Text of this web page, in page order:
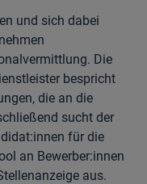
und sich dabei
Die
bespricht
die an die
sucht der
für die
an Bewerber:innen
aus.